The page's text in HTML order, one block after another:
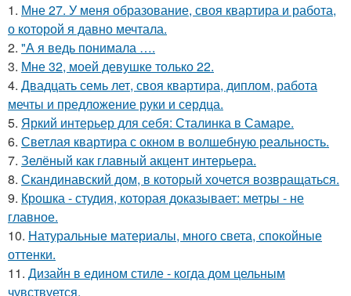
1. Мне 27. У меня образование, своя квартира и работа,
о которой я давно мечтала.
2. "А я ведь понимала ….
3. Мне 32, моей девушке только 22.
4. Двадцать семь лет, своя квартира, диплом, работа
мечты и предложение руки и сердца.
5. Яркий интерьер для себя: Сталинка в Самаре.
6. Светлая квартира с окном в волшебную реальность.
7. Зелёный как главный акцент интерьера.
8. Скандинавский дом, в который хочется возвращаться.
9. Крошка - студия, которая доказывает: метры - не
главное.
10. Натуральные материалы, много света, спокойные
оттенки.
11. Дизайн в едином стиле - когда дом цельным
чувствуется.